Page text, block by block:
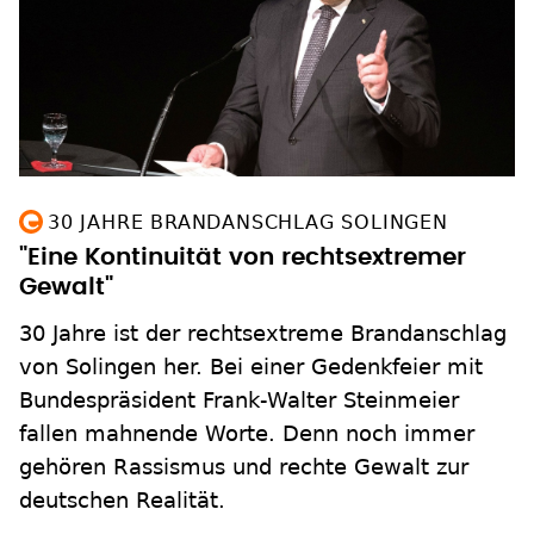
30 JAHRE BRANDANSCHLAG SOLINGEN
"Eine Kontinuität von rechtsextremer
Gewalt"
30 Jahre ist der rechtsextreme Brandanschlag
von Solingen her. Bei einer Gedenkfeier mit
Bundespräsident Frank-Walter Steinmeier
fallen mahnende Worte. Denn noch immer
gehören Rassismus und rechte Gewalt zur
deutschen Realität.